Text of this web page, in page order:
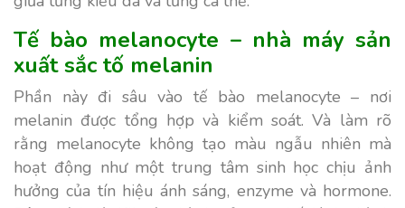
Tế bào melanocyte – nhà máy sản
xuất sắc tố melanin
Phần này đi sâu vào tế bào melanocyte – nơi
melanin được tổng hợp và kiểm soát. Và làm rõ
rằng melanocyte không tạo màu ngẫu nhiên mà
hoạt động như một trung tâm sinh học chịu ảnh
hưởng của tín hiệu ánh sáng, enzyme và hormone.